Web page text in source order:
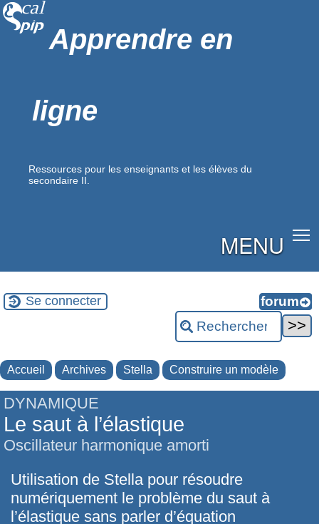
Apprendre en
ligne
Ressources pour les enseignants et les élèves du
secondaire II.
MENU
Se connecter
Accueil Archives Stella Construire un modèle
DYNAMIQUE
Le saut à l’élastique
Oscillateur harmonique amorti
Utilisation de Stella pour résoudre
numériquement le problème du saut à
l’élastique sans parler d’équation